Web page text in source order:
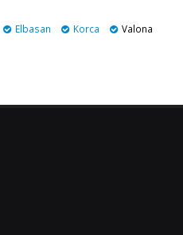
Elbasan Korca
Valona